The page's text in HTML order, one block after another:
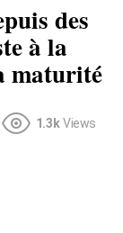
des
à la
maturité
1.3k Views